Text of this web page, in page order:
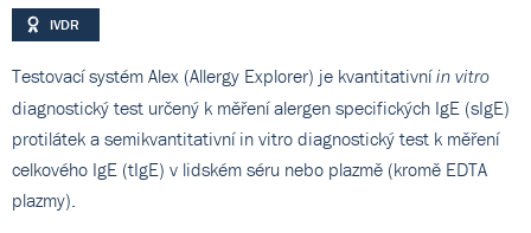
IVDR
Testovací systém Alex (Allergy Explorer) je kvantitativníin vitro
diagnostický test určený k měření alergen specifických IgE (sIgE)
protilátek a semikvantitativní in vitro diagnostický test k měření
celkového IgE (tIgE) v lidském séru nebo plazmě (kromě EDTA
plazmy).